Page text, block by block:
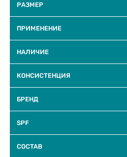
РАЗМЕР
ПРИМЕНЕНИЕ
НАЛИЧИЕ
КОНСИСТЕНЦИЯ
БРЕНД
SPF
COCTAB